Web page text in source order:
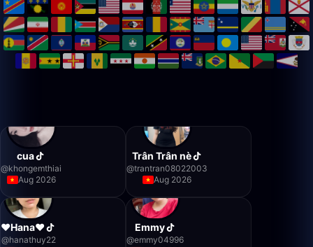
cua
@khongemthiai
Aug 2026
Trân Trân nè
@trantran08022003
Aug 2026
❤️Hana❤️
@hanathuy22
Emmy
@emmy04996